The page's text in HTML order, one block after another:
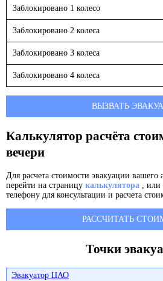
Заблокировано 1 колесо
Заблокировано 2 колеса
Заблокировано 3 колеса
Заблокировано 4 колеса
ВЫЗВАТЬ
Калькулятор расчёта
вечери
Для расчета стоимости эвакуации вашего
перейти на страницу калькулятора , или
телефону для консультации и расчета
РАССЧИТАТЬ
Точки
Эвакуатор ЦАО